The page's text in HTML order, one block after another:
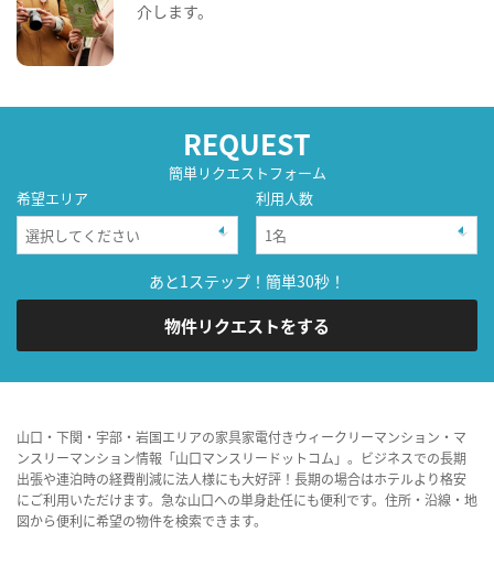
介します。
REQUEST
簡単リクエストフォーム
希望エリア
利用人数
あと1ステップ！簡単30秒！
物件リクエストをする
山口・下関・宇部・岩国エリアの家具家電付きウィークリーマンション・マ
ンスリーマンション情報「山口マンスリードットコム」。ビジネスでの長期
出張や連泊時の経費削減に法人様にも大好評！長期の場合はホテルより格安
にご利用いただけます。急な山口への単身赴任にも便利です。住所・沿線・地
図から便利に希望の物件を検索できます。